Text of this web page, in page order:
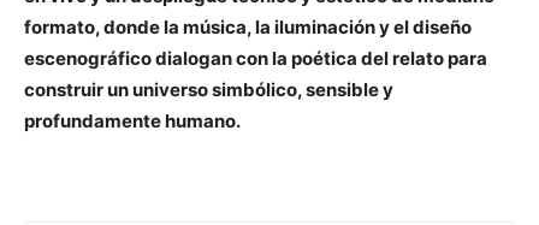
formato, donde la música, la iluminación y el diseño
escenográfico dialogan con la poética del relato para
construir un universo simbólico, sensible y
profundamente humano.